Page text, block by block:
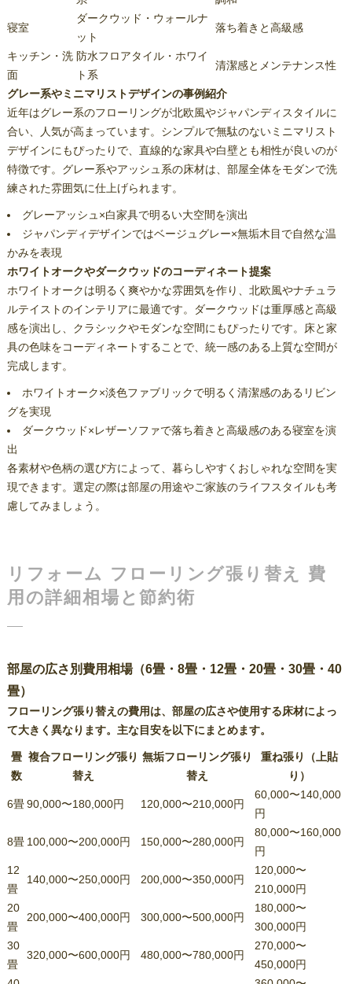
寝室
ダークウッド・ウォールナ
ット
落ち着きと高級感
キッチン・洗
面
防水フロアタイル・ホワイ
ト系
清潔感とメンテナンス性
グレー系やミニマリストデザインの事例紹介
近年はグレー系のフローリングが北欧風やジャパンディスタイルに
合い、人気が高まっています。シンプルで無駄のないミニマリスト
デザインにもぴったりで、直線的な家具や白壁とも相性が良いのが
特徴です。グレー系やアッシュ系の床材は、部屋全体をモダンで洗
練された雰囲気に仕上げられます。
グレーアッシュ×白家具で明るい大空間を演出
ジャパンディデザインではベージュグレー×無垢木目で自然な温
かみを表現
ホワイトオークやダークウッドのコーディネート提案
ホワイトオークは明るく爽やかな雰囲気を作り、北欧風やナチュラ
ルテイストのインテリアに最適です。ダークウッドは重厚感と高級
感を演出し、クラシックやモダンな空間にもぴったりです。床と家
具の色味をコーディネートすることで、統一感のある上質な空間が
完成します。
ホワイトオーク×淡色ファブリックで明るく清潔感のあるリビン
グを実現
ダークウッド×レザーソファで落ち着きと高級感のある寝室を演
出
各素材や色柄の選び方によって、暮らしやすくおしゃれな空間を実
現できます。選定の際は部屋の用途やご家族のライフスタイルも考
慮してみましょう。
リフォーム フローリング張り替え 費
用の詳細相場と節約術
部屋の広さ別費用相場（6畳・8畳・12畳・20畳・30畳・40
畳）
フローリング張り替えの費用は、部屋の広さや使用する床材によっ
て大きく異なります。主な目安を以下にまとめます。
畳
数
複合フローリング張り
替え
無垢フローリング張り
替え
重ね張り（上貼
り）
6畳 90,000〜180,000円 120,000〜210,000円
60,000〜140,000
円
8畳 100,000〜200,000円 150,000〜280,000円
80,000〜160,000
円
12
畳
140,000〜250,000円 200,000〜350,000円
120,000〜
210,000円
20
畳
200,000〜400,000円 300,000〜500,000円
180,000〜
300,000円
30
畳
320,000〜600,000円 480,000〜780,000円
270,000〜
450,000円